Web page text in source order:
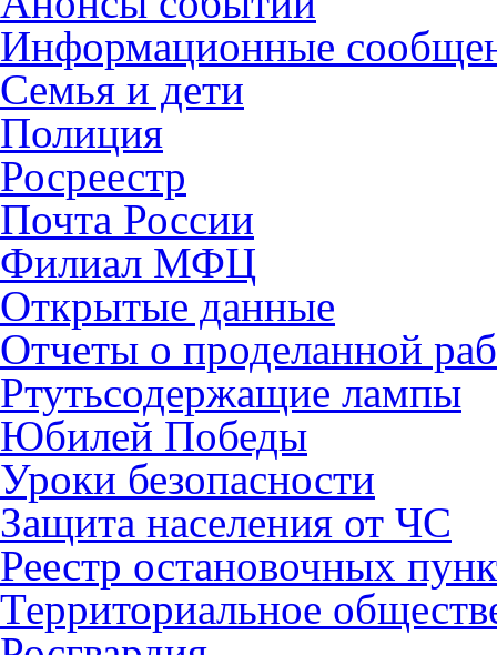
Информационные
Семья и дети
Полиция
Росреестр
Почта России
Филиал МФЦ
Открытые данные
Отчеты о проделанной
Ртутьсодержащие лампы
Юбилей Победы
Уроки безопасности
Защита населения от ЧС
Реестр остановочных
Территориальное